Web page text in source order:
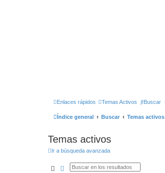
Enlaces rápidos Temas Activos Buscar
Índice general Buscar Temas activos
Temas activos
Ir a búsqueda avanzada
BuscarBúsqueda Avanzada